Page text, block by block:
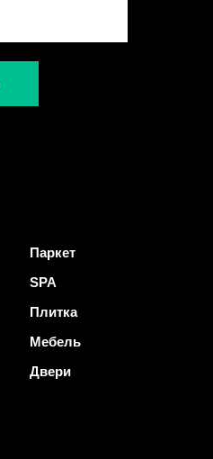
Паркет
SPA
Плитка
Мебель
Двери